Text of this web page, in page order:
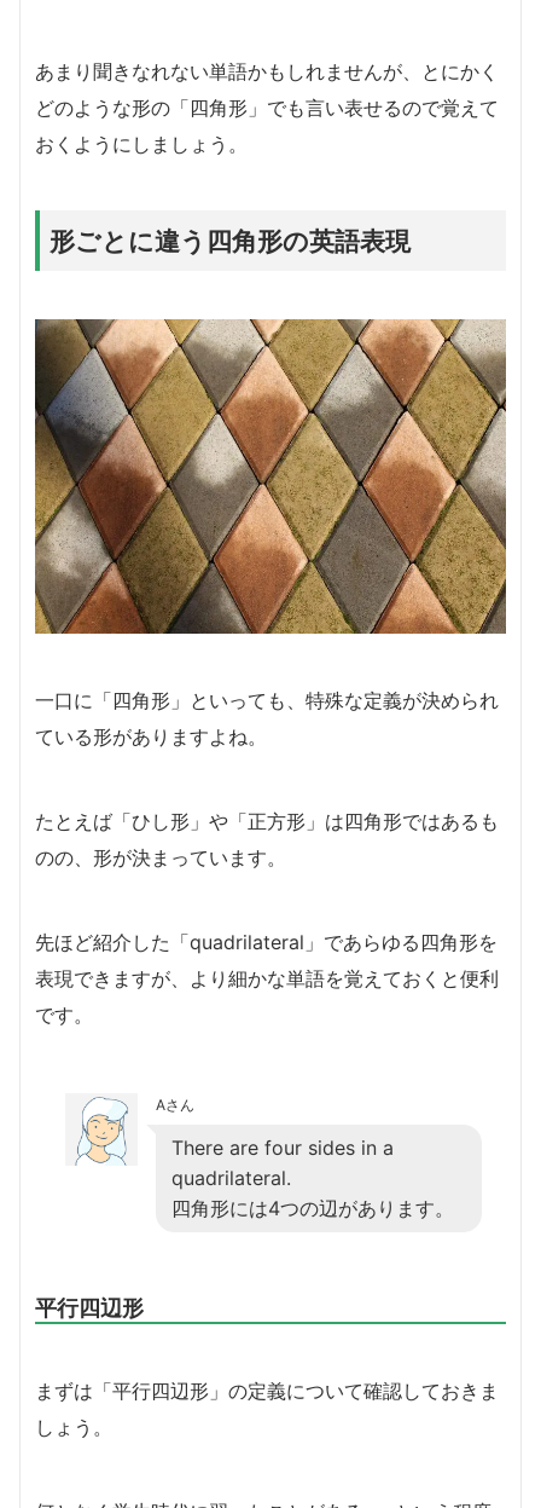
あまり聞きなれない単語かもしれませんが、とにかく
どのような形の「四角形」でも言い表せるので覚えて
おくようにしましょう。
形ごとに違う四角形の英語表現
一口に「四角形」といっても、特殊な定義が決められ
ている形がありますよね。
たとえば「ひし形」や「正方形」は四角形ではあるも
のの、形が決まっています。
先ほど紹介した「quadrilateral」であらゆる四角形を
表現できますが、より細かな単語を覚えておくと便利
です。
Aさん
There are four sides in a
quadrilateral.
四角形には4つの辺があります。
平行四辺形
まずは「平行四辺形」の定義について確認しておきま
しょう。